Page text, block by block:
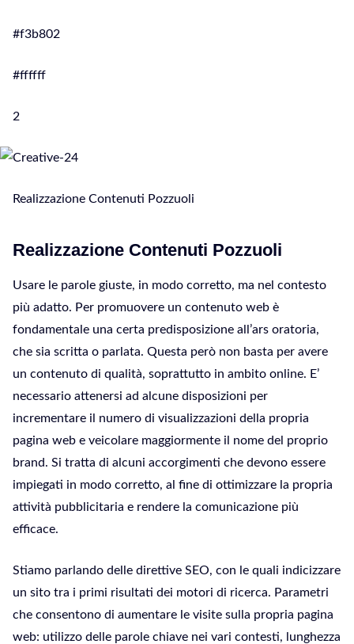
#f3b802
#ffffff
2
Realizzazione Contenuti Pozzuoli
Realizzazione Contenuti Pozzuoli
Usare le parole giuste, in modo corretto, ma nel contesto
più adatto. Per promuovere un contenuto web è
fondamentale una certa predisposizione all’ars oratoria,
che sia scritta o parlata. Questa però non basta per avere
un contenuto di qualità, soprattutto in ambito online. E’
necessario attenersi ad alcune disposizioni per
incrementare il numero di visualizzazioni della propria
pagina web e veicolare maggiormente il nome del proprio
brand. Si tratta di alcuni accorgimenti che devono essere
impiegati in modo corretto, al fine di ottimizzare la propria
attività pubblicitaria e rendere la comunicazione più
efficace.
Stiamo parlando delle direttive SEO, con le quali indicizzare
un sito tra i primi risultati dei motori di ricerca. Parametri
che consentono di aumentare le visite sulla propria pagina
web: utilizzo delle parole chiave nei vari contesti, lunghezza